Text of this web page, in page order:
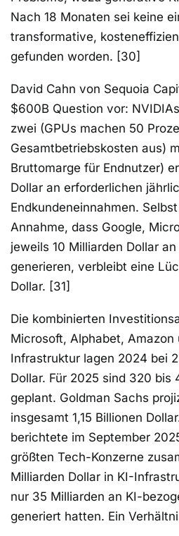
Nach 18 Monaten sei keine
transformative,
gefunden worden. [30]
David Cahn von Sequoia
$600B Question vor:
zwei (GPUs machen 50
Gesamtbetriebskosten aus)
Bruttomarge für Endnutzer)
Dollar an erforderlichen
Endkundeneinnahmen.
Annahme, dass Google,
jeweils 10 Milliarden Dollar
generieren, verbleibt eine
Dollar. [31]
Die kombinierten
Microsoft, Alphabet, Amazon
Infrastruktur lagen 2024 bei
Dollar. Für 2025 sind 320 bis
geplant. Goldman Sachs
insgesamt 1,15 Billionen
berichtete im September
größten Tech-Konzerne
Milliarden Dollar in KI-
nur 35 Milliarden an KI-
generiert hatten. Ein